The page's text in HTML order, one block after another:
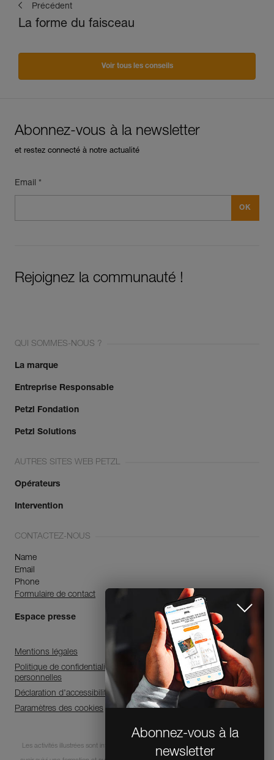
Précédent
La forme du faisceau
Voir tous les conseils
Abonnez-vous à la
newsletter
Abonnez-vous à la newsletter
et restez connecté à notre actualité
Email *
Rejoignez la communauté !
QUI SOMMES-NOUS ?
La marque
Entreprise Responsable
Petzl Fondation
Petzl Solutions
AUTRES SITES WEB PETZL
Opérateurs
Intervention
CONTACTEZ-NOUS
Name
Email
Phone
Formulaire de contact
Espace presse
Mentions légales
Politique de confidentialité et de traitement des données
personnelles
Déclaration d'accessibilité
Paramètres des cookies
Les activités illustrées sont intrinsèquement dangereuses. Chaque utilisateur doit